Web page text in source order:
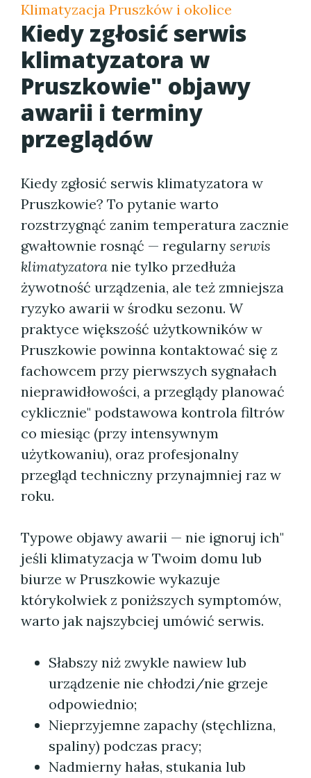
Klimatyzacja Pruszków i okolice
Kiedy zgłosić serwis
klimatyzatora w
Pruszkowie" objawy
awarii i terminy
przeglądów
Kiedy zgłosić serwis klimatyzatora w
Pruszkowie? To pytanie warto
rozstrzygnąć zanim temperatura zacznie
gwałtownie rosnąć — regularny serwis
klimatyzatora nie tylko przedłuża
żywotność urządzenia, ale też zmniejsza
ryzyko awarii w środku sezonu. W
praktyce większość użytkowników w
Pruszkowie powinna kontaktować się z
fachowcem przy pierwszych sygnałach
nieprawidłowości, a przeglądy planować
cyklicznie" podstawowa kontrola filtrów
co miesiąc (przy intensywnym
użytkowaniu), oraz profesjonalny
przegląd techniczny przynajmniej raz w
roku.
Typowe objawy awarii — nie ignoruj ich"
jeśli klimatyzacja w Twoim domu lub
biurze w Pruszkowie wykazuje
którykolwiek z poniższych symptomów,
warto jak najszybciej umówić serwis.
Słabszy niż zwykle nawiew lub
urządzenie nie chłodzi/nie grzeje
odpowiednio;
Nieprzyjemne zapachy (stęchlizna,
spaliny) podczas pracy;
Nadmierny hałas, stukania lub